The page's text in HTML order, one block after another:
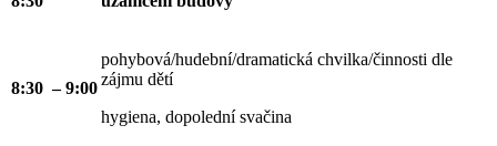
8:30 – 9:00
pohybová/hudební/dramatická chvilka/činnosti dle
zájmu dětí
hygiena, dopolední svačina